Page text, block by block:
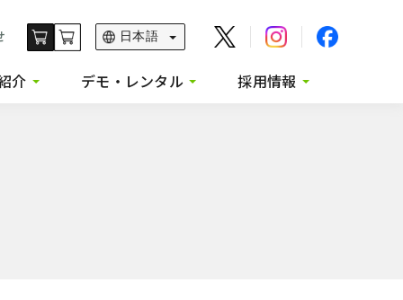
介 デモ・レンタル 採用情報